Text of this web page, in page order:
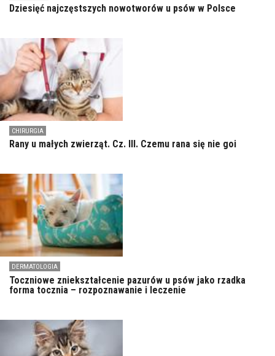
Dziesięć najczęstszych nowotworów u psów w Polsce
CHIRURGIA
Rany u małych zwierząt. Cz. III. Czemu rana się nie goi
DERMATOLOGIA
Toczniowe zniekształcenie pazurów u psów jako rzadka
forma tocznia – rozpoznawanie i leczenie